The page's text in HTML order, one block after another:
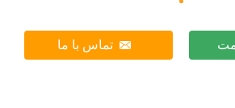
تماس با ما